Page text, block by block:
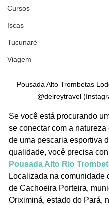
Cursos
Iscas
Tucunaré
Viagem
Pousada Alto Trombetas
@delreytravel
Se você está procurando
se conectar com a natureza
de uma pescaria esportiva
qualidade, você precisa
Pousada Alto Rio
Localizada na comunidade
de Cachoeira Porteira,
Oriximiná, estado do Pará,